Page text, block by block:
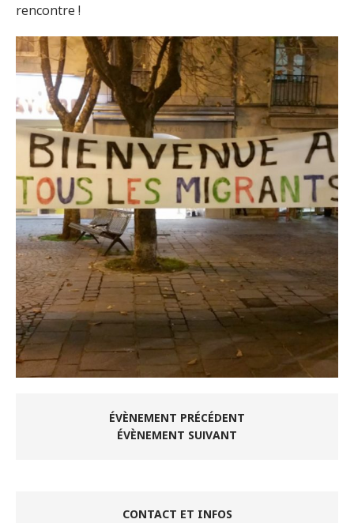
rencontre !
ÉVÈNEMENT PRÉCÉDENT
ÉVÈNEMENT SUIVANT
CONTACT ET INFOS